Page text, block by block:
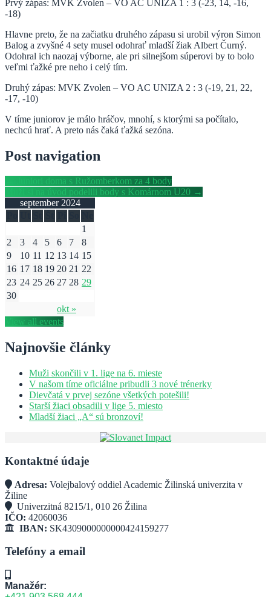
Prvý zápas: MVK Zvolen – VO AC UNIZA 1 : 3 (-23, 14, -16,
-18)
Hlavne preto, že na začiatku druhého zápasu si urobil výron Simon
Balog a zvyšné 4 sety musel odohrať mladší žiak Albert Čurný.
Odohral ich naozaj výborne, ale pri silnejšom súperovi by to bolo
veľmi ťažké pre neho i celý tím.
Druhý zápas: MVK Zvolen – VO AC UNIZA 2 : 3 (-19, 21, 22,
-17, -10)
V tíme juniorov je málo hráčov, mnohí, s ktorými sa počítalo,
nechcú hrať. A preto nás čaká ťažká sezóna.
Post navigation
Juniori doma s Ružomberkom za 4 body
Muži si na úvod podelili body s Komárnom U20 →
september 2024
okt »
1
2
3 4 5 6 7
8
9
10 11 12 13 14 15
16 17 18 19 20 21 22
23 24 25 26 27 28 29
30
View all events
Najnovšie články
Muži skončili v 1. lige na 6. mieste
V našom tíme oficiálne pribudli 3 nové trénerky
Dievčatá v prvej sezóne všetkých potešili!
Starší žiaci obsadili v lige 5. miesto
Mladší žiaci „A“ sú bronzoví!
Kontaktné údaje
Adresa: Volejbalový oddiel Academic Žilinská univerzita v
Žiline
Univerzitná 8215/1, 010 26 Žilina
IČO: 42060036
IBAN: SK4309000000000424159277
Telefóny a email
Manažér: